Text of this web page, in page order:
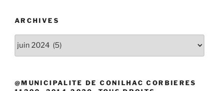
ARCHIVES
@MUNICIPALITE DE CONILHAC CORBIERES